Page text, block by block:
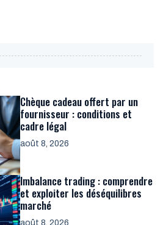
Chèque cadeau offert par un
fournisseur : conditions et
cadre légal
août 8, 2026
Imbalance trading : comprendre
et exploiter les déséquilibres
marché
août 8, 2026